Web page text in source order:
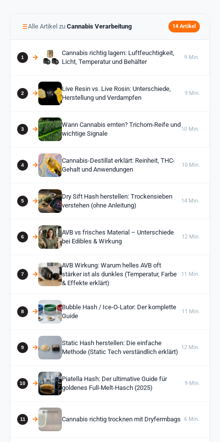
Alle Artikel zu Cannabis Verarbeitung 14 Artikel
Cannabis richtig lagern: Luftfeuchtigkeit,
Licht, Temperatur und Behälter
9 Min.
Live Resin vs. Live Rosin: Unterschiede,
Herstellung und Verdampfen
9 Min.
Wann Cannabis ernten? Trichom-Reife und
wichtige Signale
10 Min.
Cannabis-Destillat erklärt: Reinheit, THC-
Gehalt und Anwendungen
10 Min.
Dry Sift Hash herstellen: Trockensieben
verstehen (ohne Anleitung)
14 Min.
AVB vs frisches Material – Unterschiede
bei Edibles & Wirkung
12 Min.
AVB Wirkung: Warum helles AVB oft
stärker ist als dunkles (Temperatur, Farbe
& Effekte erklärt)
11 Min.
Bubble Hash / Ice-O-Lator: Der komplette
Guide
11 Min.
Static Hash herstellen: Die einfache
Methode (Static Tech verständlich erklärt)
12 Min.
Piatella Hash: Der ultimative Guide für
goldenes Full-Melt-Hasch (2025)
9 Min.
Cannabis richtig trocknen mit Dryfermbags 6 Min.